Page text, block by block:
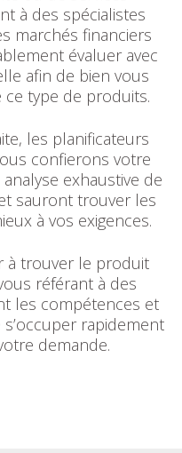
à des spécialistes
marchés financiers
évaluer avec
afin de bien vous
ce type de produits.
les planificateurs
confierons votre
exhaustive de
sauront trouver les
à vos exigences.
à trouver le produit
référant à des
les compétences et
rapidement
demande.